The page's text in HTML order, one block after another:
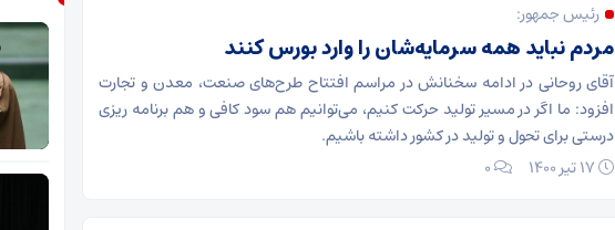
رئیس جمهور:
مردم نباید همه سرمایه‌شان را وارد بورس کنند
آقای روحانی در ادامه سخنانش در مراسم افتتاح طرح‌های صنعت، معدن و تجارت
افزود: ما اگر در مسیر تولید حرکت کنیم، می‌توانیم هم سود کافی و هم برنامه ریزی
درستی برای تحول و تولید در کشور داشته باشیم.
۰